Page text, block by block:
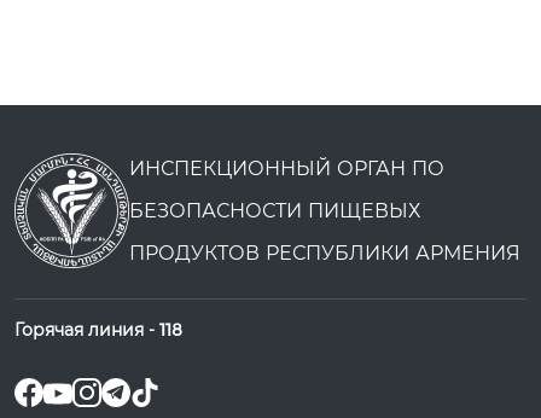
ИНСПЕКЦИОННЫЙ ОРГАН ПО
БЕЗОПАСНОСТИ ПИЩЕВЫХ
ПРОДУКТОВ РЕСПУБЛИКИ АРМЕНИЯ
Горячая линия - 118